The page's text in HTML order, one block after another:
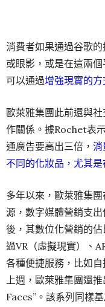
消費者如果通過谷歌
或眼影，或是在這兩
可以通過增強現實的
歐萊雅集團此前還與
作關係。據Rochet表
通廣告要高出三倍， 消
不同的化妝品，尤其
多年以來，歐萊雅集
源，數字媒體營銷支
後，其數位化營銷的
過VR（虛擬現實）、
各種便捷服務，比如自
上週，歐萊雅集團還
Faces”。該系列同樣